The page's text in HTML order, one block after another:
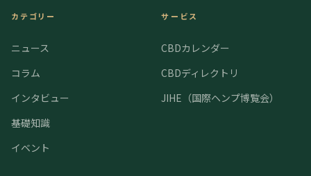
カテゴリー
ニュース
コラム
インタビュー
基礎知識
イベント
サービス
CBDカレンダー
CBDディレクトリ
JIHE（国際ヘンプ博覧会）